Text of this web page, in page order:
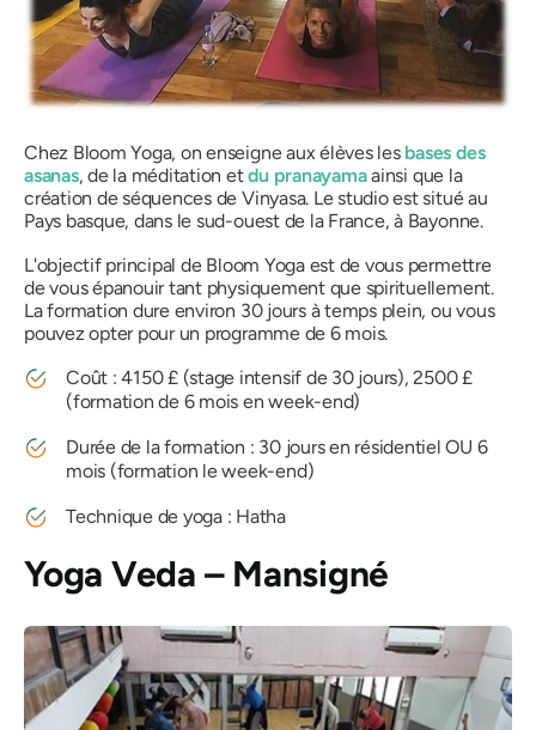
Chez Bloom Yoga, on enseigne aux élèves les bases des
asanas, de la méditation etdu pranayamaainsi que la
création de séquences de Vinyasa. Le studio est situé au
Pays basque, dans le sud-ouest de la France, à Bayonne.
L'objectif principal de Bloom Yoga est de vous permettre
de vous épanouir tant physiquement que spirituellement.
La formation dure environ 30 jours à temps plein, ou vous
pouvez opter pour un programme de 6 mois.
Coût : 4150 £ (stage intensif de 30 jours), 2500 £
(formation de 6 mois en week-end)
Durée de la formation : 30 jours en résidentiel OU 6
mois (formation le week-end)
Technique de yoga : Hatha
Yoga Veda – Mansigné